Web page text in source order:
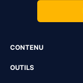
CONTENU
OUTILS